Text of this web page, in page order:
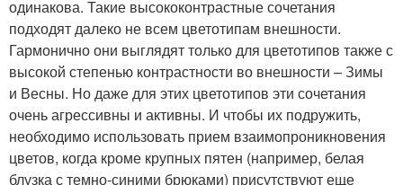
одинакова. Такие высококонтрастные сочетания
подходят далеко не всем цветотипам внешности.
Гармонично они выглядят только для цветотипов также с
высокой степенью контрастности во внешности – Зимы
и Весны. Но даже для этих цветотипов эти сочетания
очень агрессивны и активны. И чтобы их подружить,
необходимо использовать прием взаимопроникновения
цветов, когда кроме крупных пятен (например, белая
блузка с темно-синими брюками) присутствуют еще